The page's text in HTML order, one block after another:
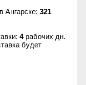
Ангарске: 321
4рабочих дн.
будет